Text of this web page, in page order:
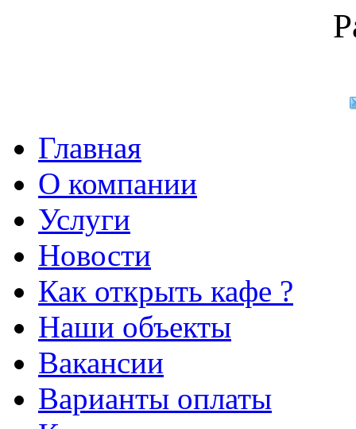
Главная
О компании
Услуги
Новости
Как открыть кафе ?
Наши объекты
Вакансии
Варианты оплаты